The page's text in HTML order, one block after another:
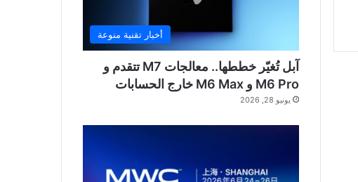
أخبار تقنية منوعة
آبل تُغيّر خططها.. معالجات M7 تتقدم و
M6 Pro و M6 Max خارج الحسابات
يونيو 28, 2026